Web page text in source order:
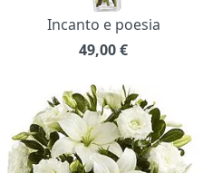
Incanto e poesia
49,00€